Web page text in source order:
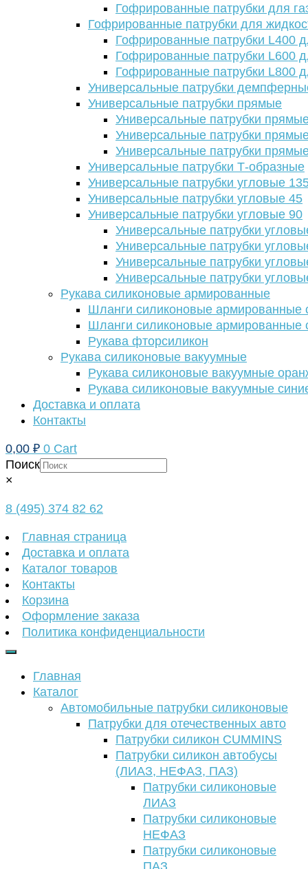
Гофрированные патрубки для
Гофрированные патрубки для
Гофрированные патрубки L400
Гофрированные патрубки L600
Гофрированные патрубки L800
Универсальные патрубки
Универсальные патрубки прямые
Универсальные патрубки
Универсальные патрубки
Универсальные патрубки
Универсальные патрубки Т-образные
Универсальные патрубки угловые
Универсальные патрубки угловые 45
Универсальные патрубки угловые 90
Универсальные патрубки
Универсальные патрубки
Универсальные патрубки
Универсальные патрубки
Рукава силиконовые армированные
Шланги силиконовые армированные
Шланги силиконовые армированные
Рукава фторсиликон
Рукава силиконовые вакуумные
Рукава силиконовые вакуумные
Рукава силиконовые вакуумные
Доставка и оплата
Контакты
0,00 ₽ 0 Cart
Поиск
×
8 (495) 374 82 62
Главная страница
Доставка и оплата
Каталог товаров
Контакты
Корзина
Оформление заказа
Политика конфиденциальности
Главная
Каталог
Автомобильные патрубки силиконовые
Патрубки для отечественных авто
Патрубки силикон CUMMINS
Патрубки силикон автобусы
(ЛИАЗ, НЕФАЗ, ПАЗ)
Патрубки силиконовые
ЛИАЗ
Патрубки силиконовые
НЕФАЗ
Патрубки силиконовые
ПАЗ